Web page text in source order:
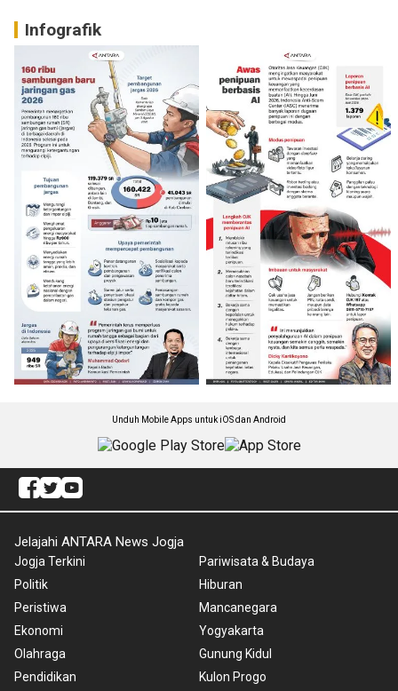
Infografik
Unduh Mobile Apps untuk iOS dan Android
Jelajahi ANTARA News Jogja
Jogja Terkini
Politik
Peristiwa
Ekonomi
Olahraga
Pendidikan
Pariwisata & Budaya
Hiburan
Mancanegara
Yogyakarta
Gunung Kidul
Kulon Progo